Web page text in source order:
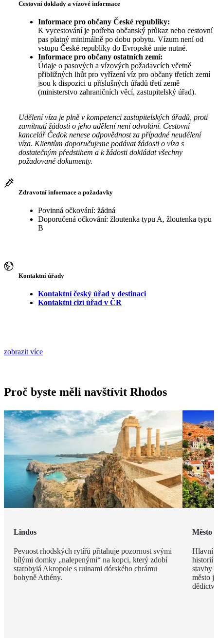
Cestovní doklady a vízové informace
Informace pro občany České republiky:
K vycestování je potřeba občanský průkaz nebo cestovní
pas platný minimálně po dobu pobytu. Vízum není od
vstupu České republiky do Evropské unie nutné.
Informace pro občany ostatních zemí:
Údaje o pasových a vízových požadavcích včetně
přibližných lhůt pro vyřízení víz pro občany třetích zemí
jsou k dispozici u příslušných úřadů třetí země
(ministerstvo zahraničních věcí, zastupitelský úřad).
Udělení víza je plně v kompetenci zastupitelských úřadů, proti
zamítnutí žádosti o jeho udělení není odvolání. Cestovní
kancelář Čedok nenese odpovědnost za případné neudělení
víza. Klientům doporučujeme podávat žádosti o víza s
dostatečným předstihem a k žádosti dokládat všechny
požadované dokumenty.
Zdravotní informace a požadavky
Povinná očkování: žádná
Doporučená očkování: žloutenka typu A, žloutenka typu
B
Kontaktní úřady
Kontaktní český úřad v destinaci
Kontaktní cizí úřad v ČR
zobrazit více
Proč byste měli navštívit Rhodos
Lindos
Pevnost rhodských rytířů přitahuje pozornost svými
bílými domky „nalepenými“ na kopci, který zdobí
starobylá Akropole s ruinami dórského chrámu
bohyně Athény.
Město
Hlavní
historií
stavby
město